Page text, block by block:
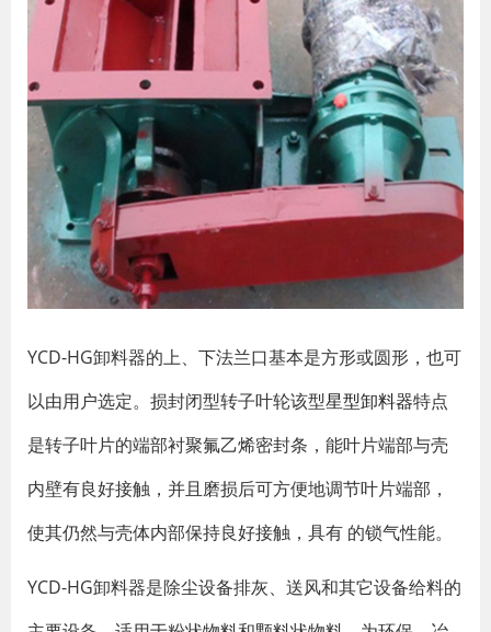
YCD-HG卸料器的上、下法兰口基本是方形或圆形，也可
以由用户选定。损封闭型转子叶轮该型星型卸料器特点
是转子叶片的端部衬聚氟乙烯密封条，能叶片端部与壳
内壁有良好接触，并且磨损后可方便地调节叶片端部，
使其仍然与壳体内部保持良好接触，具有 的锁气性能。
YCD-HG卸料器是除尘设备排灰、送风和其它设备给料的